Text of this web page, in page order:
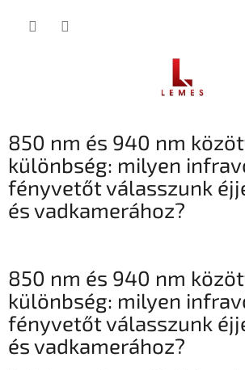
850 nm és 940 nm
különbség: milyen
fényvetőt válasszunk
és vadkamerához?
850 nm és 940 nm
különbség: milyen
fényvetőt válasszunk
és vadkamerához?